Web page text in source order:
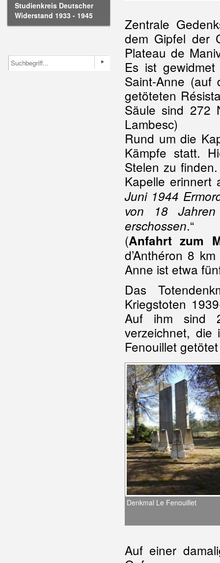
Studienkreis Deutscher
Widerstand 1933 - 1945
Zentrale
dem Gipfel der
Plateau de
Es ist
Saint-Anne
getöteten
Säule sind 272
Lambesc)
Rund um die
Kämpfe statt.
Stelen zu
Kapelle erinnert
Juni 1944
von 18
erschossen.“
(Anfahrt zum
d’Anthéron 8
Anne ist etwa
Das
Kriegstoten
Auf ihm sind
verzeichnet,
Fenouillet
Denkmal Le Fenouillet
Auf einer